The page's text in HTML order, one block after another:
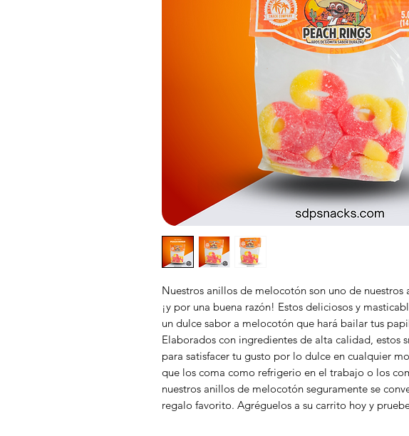
Nuestros anillos de melocotón son uno de nuestros
¡y por una buena razón! Estos deliciosos y
un dulce sabor a melocotón que hará bailar tus
Elaborados con ingredientes de alta calidad, estos
para satisfacer tu gusto por lo dulce en cualquier
que los coma como refrigerio en el trabajo o los
nuestros anillos de melocotón seguramente se
regalo favorito. Agréguelos a su carrito hoy y